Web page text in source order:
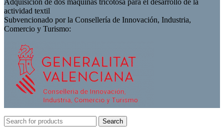
Adquisición de dos máquinas tricotosa para el desarrollo de la
actividad textil
Subvencionado por la Consellería de Innovación, Industria,
Comercio y Turismo:
Search